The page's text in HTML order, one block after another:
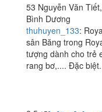
53 Nguyễn Văn
Bình Dương
thuhuyen_133:
sân Băng trong
tượng dành cho trẻ
rang bơ,.... Đặc